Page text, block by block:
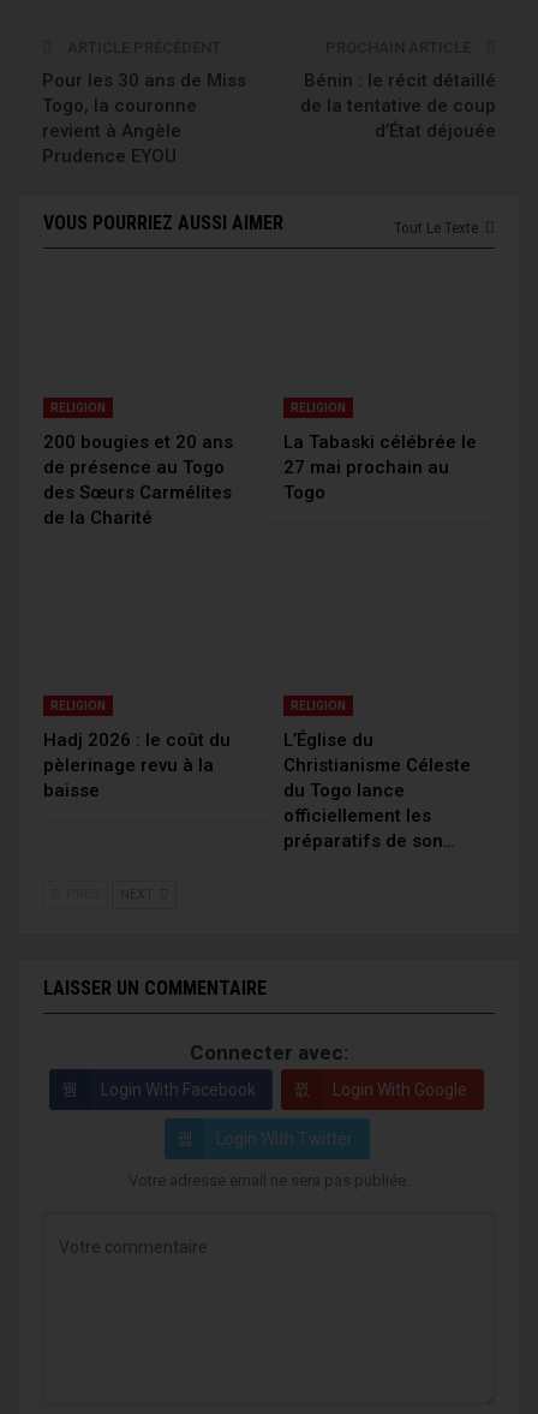
Pour les 30 ans de Miss
Togo, la couronne
revient à Angèle
Prudence EYOU
Bénin : le récit détaillé
de la tentative de coup
d’État déjouée
Tout Le Texte
VOUS POURRIEZ AUSSI AIMER
RELIGION
200 bougies et 20 ans
de présence au Togo
des Sœurs Carmélites
de la Charité
RELIGION
La Tabaski célébrée le
27 mai prochain au
Togo
RELIGION
Hadj 2026 : le coût du
pèlerinage revu à la
baisse
RELIGION
L’Église du
Christianisme Céleste
du Togo lance
officiellement les
préparatifs de son…
LAISSER UN COMMENTAIRE
Connecter avec:
Login With Facebook Login With Google
Login With Twitter
Votre adresse email ne sera pas publiée.